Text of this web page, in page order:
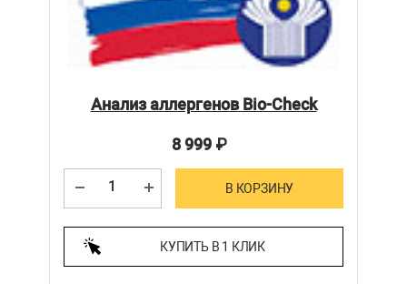
Анализ аллергенов Bio-Check
8 999₽
В КОРЗИНУ
КУПИТЬ В 1 КЛИК